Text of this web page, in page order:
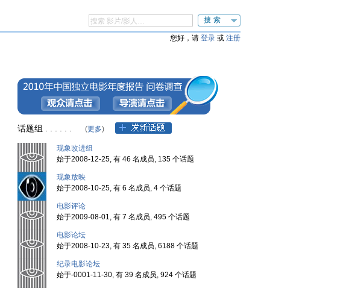
搜索
您好，请 登录 或 注册
话题组 . . . . . . (更多)
现象改进组
始于2008-12-25, 有 46 名成员, 135 个话题
现象放映
始于2008-10-25, 有 6 名成员, 4 个话题
电影评论
始于2009-08-01, 有 7 名成员, 495 个话题
电影论坛
始于2008-10-23, 有 35 名成员, 6188 个话题
纪录电影论坛
始于-0001-11-30, 有 39 名成员, 924 个话题